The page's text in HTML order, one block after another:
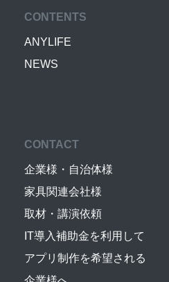
CONTENTS
ANYLIFE
NEWS
CONTACT
企業様・自治体様
家具関連会社様
取材・講演依頼
IT導入補助金を利用して
アプリ制作を希望される